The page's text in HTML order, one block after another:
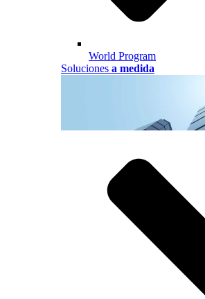
World Program
Soluciones a medida